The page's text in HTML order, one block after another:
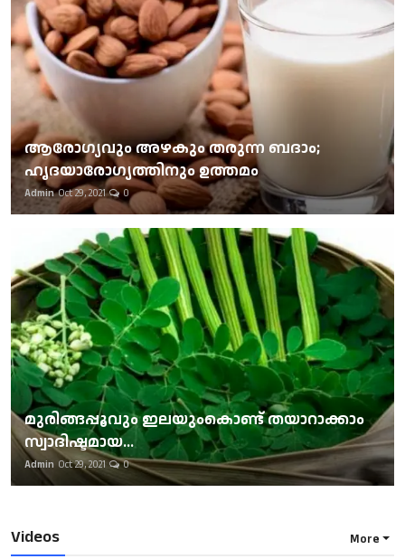
ആരോഗ്യവും അഴകും തരുന്ന ബദാം;
ഹൃദയാരോഗ്യത്തിനും ഉത്തമം
Admin Oct 29, 2021 0
മുരിങ്ങപ്പൂവും ഇലയുംകൊണ്ട് തയാറാക്കാം
സ്വാദിഷ്ടമായ...
Admin Oct 29, 2021 0
Videos More